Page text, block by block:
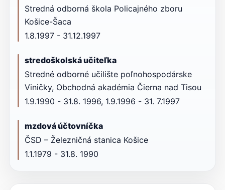
Stredná odborná škola Policajného zboru
Košice-Šaca
1.8.1997 - 31.12.1997
stredoškolská učiteľka
Stredné odborné učilište poľnohospodárske
Viničky, Obchodná akadémia Čierna nad Tisou
1.9.1990 - 31.8. 1996, 1.9.1996 - 31. 7.1997
mzdová účtovníčka
ČSD – Železničná stanica Košice
1.1.1979 - 31.8. 1990